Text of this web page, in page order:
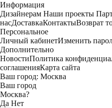
Информация
Дизайнерам Наши проекты
насДоставкаКонтактыВозврат
Персональное
Личный кабинетИзменить
Дополнительно
НовостиПолитика
соглашенияКарта сайта
Ваш город: Москва
Ваш город
Москва?
Да Нет